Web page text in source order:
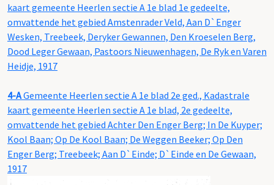
kaart gemeente Heerlen sectie A 1e blad 1e gedeelte,
omvattende het gebied Amstenrader Veld, Aan D`Enger
Wesken, Treebeek, Deryker Gewannen, Den Kroeselen Berg,
Dood Leger Gewaan, Pastoors Nieuwenhagen, De Ryk en Varen
Heidje, 1917
4-AGemeente Heerlen sectie A 1e blad 2e ged., Kadastrale
kaart gemeente Heerlen sectie A 1e blad, 2e gedeelte,
omvattende het gebied Achter Den Enger Berg; In De Kuyper;
Kool Baan; Op De Kool Baan; De Weggen Beeker; Op Den
Enger Berg; Treebeek; Aan D`Einde; D`Einde en De Gewaan,
1917